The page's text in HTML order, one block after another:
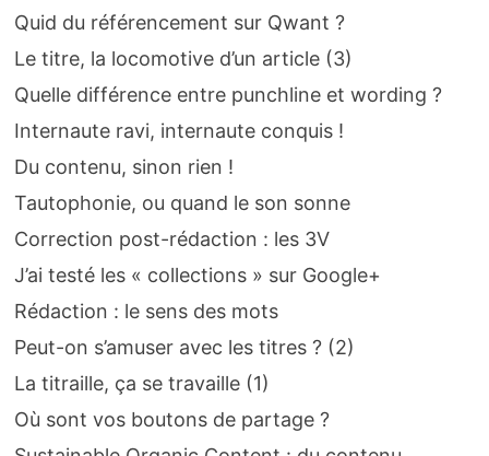
Quid du référencement sur Qwant ?
Le titre, la locomotive d’un article (3)
Quelle différence entre punchline et wording ?
Internaute ravi, internaute conquis !
Du contenu, sinon rien !
Tautophonie, ou quand le son sonne
Correction post-rédaction : les 3V
J’ai testé les « collections » sur Google+
Rédaction : le sens des mots
Peut-on s’amuser avec les titres ? (2)
La titraille, ça se travaille (1)
Où sont vos boutons de partage ?